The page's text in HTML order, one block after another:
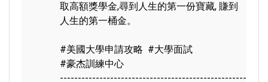
取高額獎學金,尋到人生的第一份寶藏, 賺到
人生的第一桶金。
#美國大學申請攻略 #大學面試
#豪杰訓練中心
----------------------------------------------------